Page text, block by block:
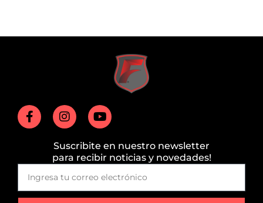
Suscribite en nuestro newsletter
para recibir noticias y novedades!